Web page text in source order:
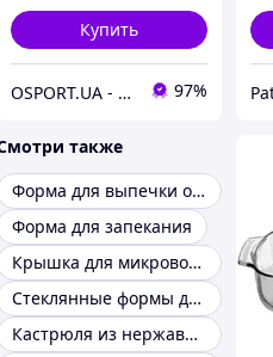
Купить
OSPORT.UA - интернет магазин спортивных товаров 97%
также
Форма для выпечки орешков
Форма для запекания
Крышка для микроволновки
Стеклянные формы для запекания
Кастрюля из нержавеющей стали